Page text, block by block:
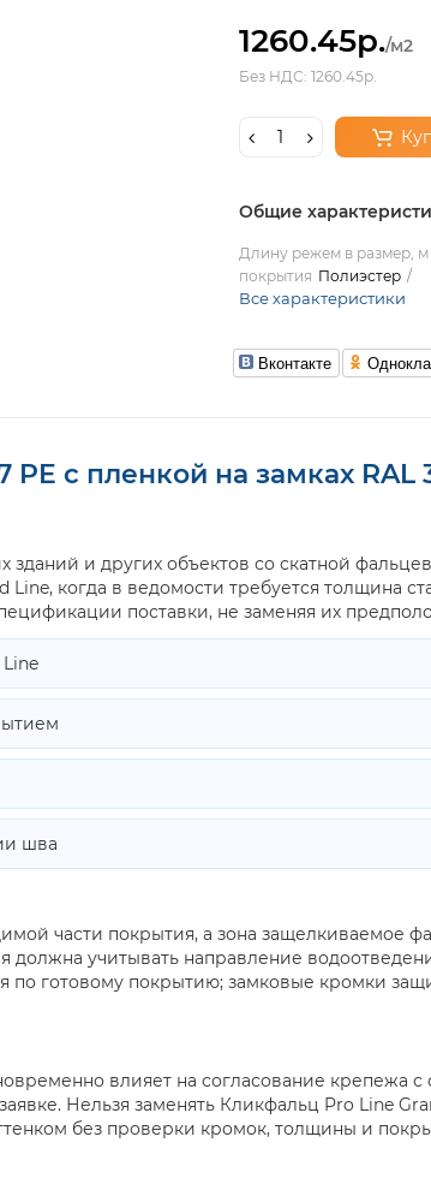
1260.45р./м2
Без НДС: 1260.45р.
Общие
Длину режем в размер, м
покрытия Полиэстер
Все характеристики
Вконтакте
с пленкой на замках RAL
и других объектов со скатной
когда в ведомости требуется толщина
поставки, не заменяя их
шва
части покрытия, а зона защелкиваемое
учитывать направление
по готовому покрытию; замковые кромки
влияет на согласование крепежа с
Нельзя заменять Кликфальц Pro Line
без проверки кромок, толщины и